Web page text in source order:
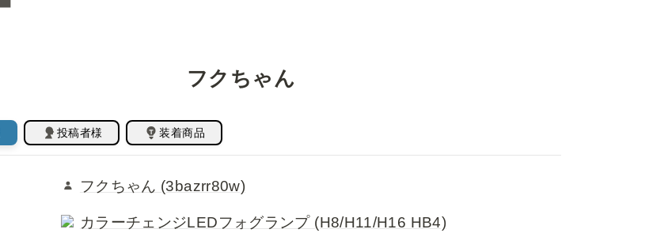
フクちゃん
投稿者様 装着商品
フクちゃん (3bazrr80w)
カラーチェンジLEDフォグランプ (H8/H11/H16 HB4)